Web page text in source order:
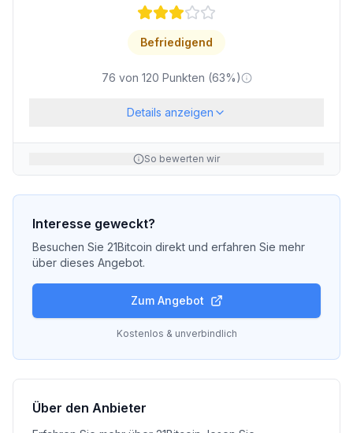
Befriedigend
76 von 120 Punkten (63%)
Details anzeigen
So bewerten wir
Interesse geweckt?
Besuchen Sie 21Bitcoin direkt und erfahren Sie mehr
über dieses Angebot.
Zum Angebot
Kostenlos & unverbindlich
Über den Anbieter